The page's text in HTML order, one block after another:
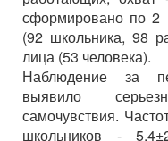
сформировано по 2
(92 школьника, 98
лица (53 человека).
Наблюдение за
выявило
самочувствия.
школьников -